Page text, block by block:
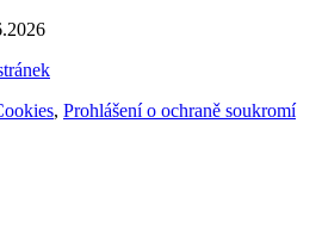
, Prohlášení o ochraně soukromí